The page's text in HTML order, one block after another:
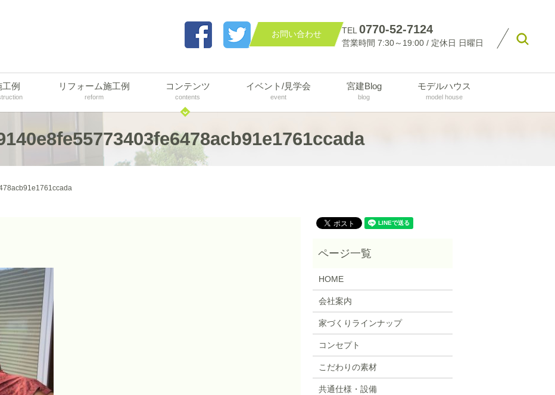
お問い合わせ TEL 0770-52-7124
営業時間 7:30～19:00 / 定休日 日曜日
工例 リフォーム施工例
reform
コンテンツ
contents
イベント/見学会
event
宮建Blog
blog
モデルハウス
model house
HOME
会社案内
家づくりラインナップ
コンセプト
こだわりの素材
共通仕様・設備